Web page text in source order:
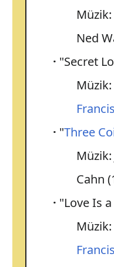
Müzik:
Ned
"Secret
"Three
Müzik:
Cahn
"Love Is